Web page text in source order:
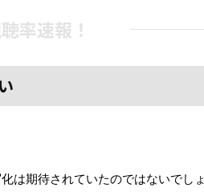
率速報！
は期待されていたのではないでしょ